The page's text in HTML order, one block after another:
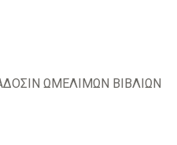
ΩΜΕΛΙΜΩΝ ΒΙΒΛΙΩΝ